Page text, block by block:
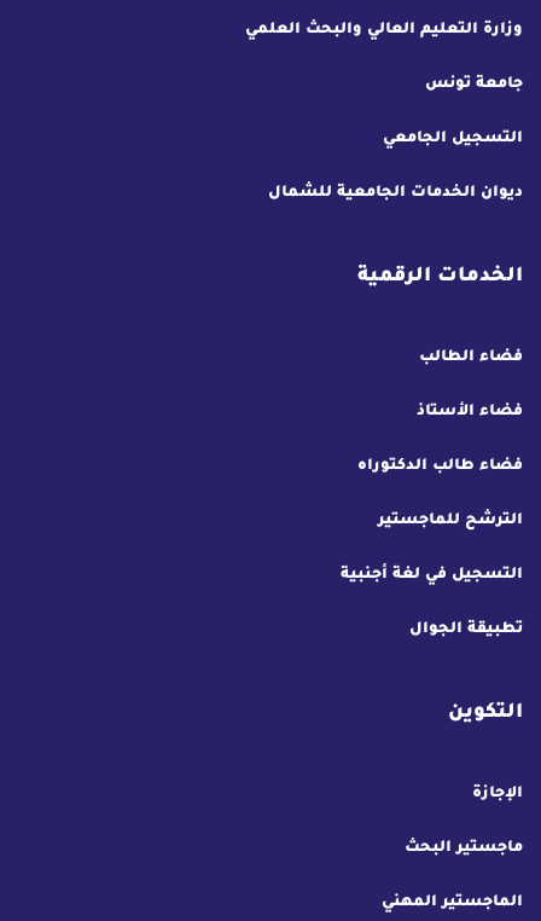
وزارة التعليم العالي والبحث العلمي
جامعة تونس
التسجيل الجامعي
ديوان الخدمات الجامعية للشمال
الخدمات الرقمية
فضاء الطالب
فضاء الأستاذ
فضاء طالب الدكتوراه
الترشح للماجستير
التسجيل في لغة أجنبية
تطبيقة الجوال
التكوين
الإجازة
ماجستير البحث
الماجستير المهني